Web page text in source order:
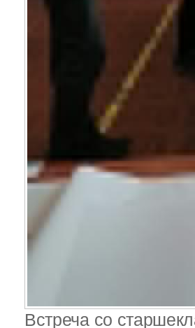
Встреча со